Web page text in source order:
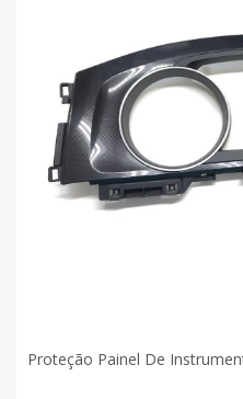
Proteção Painel De